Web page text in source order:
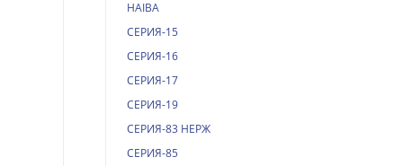
HAIBA
СЕРИЯ-15
СЕРИЯ-16
СЕРИЯ-17
СЕРИЯ-19
СЕРИЯ-83 НЕРЖ
СЕРИЯ-85